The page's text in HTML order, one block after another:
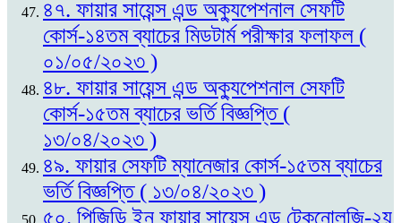
৪৭. ফায়ার সায়েন্স এন্ড অক্যুপেশনাল সেফটি
কোর্স-১৪তম ব্যাচের মিডটার্ম পরীক্ষার ফলাফল (
০১/০৫/২০২৩ )
৪৮. ফায়ার সায়েন্স এন্ড অক্যুপেশনাল সেফটি
কোর্স-১৫তম ব্যাচের ভর্তি বিজ্ঞপ্তি (
১৩/০৪/২০২৩ )
৪৯. ফায়ার সেফটি ম্যানেজার কোর্স-১৫তম ব্যাচের
ভর্তি বিজ্ঞপ্তি ( ১৩/০৪/২০২৩ )
৫০. পিজিডি ইন ফায়ার সায়েন্স এন্ড টেকনোলজি-২য়